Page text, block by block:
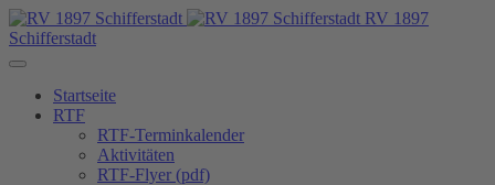
RV 1897
Schifferstadt
Startseite
RTF
RTF-Terminkalender
Aktivitäten
RTF-Flyer (pdf)